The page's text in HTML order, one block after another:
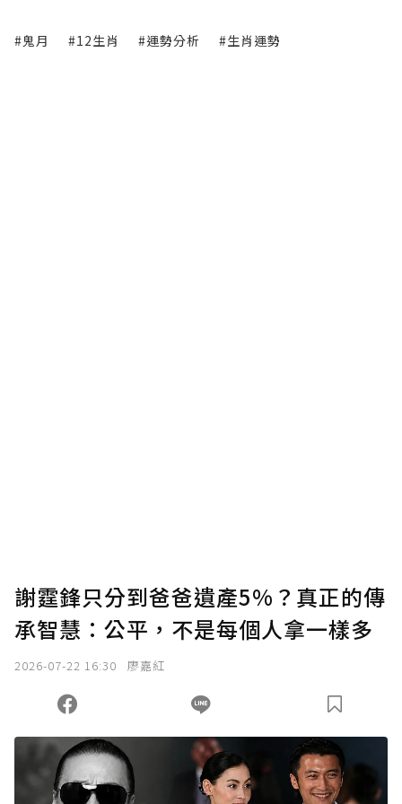
#鬼月 #12生肖 #運勢分析 #生肖運勢
謝霆鋒只分到爸爸遺產5%？真正的傳
承智慧：公平，不是每個人拿一樣多
2026-07-22 16:30 廖嘉紅